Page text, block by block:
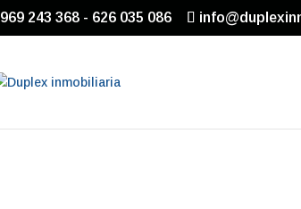
969 243 368 - 626 035 086